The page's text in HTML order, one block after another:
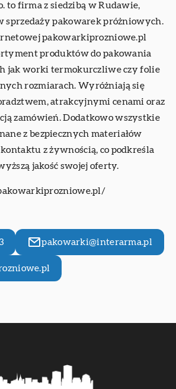
to firma z siedzibą w Rudawie,
sprzedaży pakowarek próżniowych.
pakowarkiprozniowe.pl
produktów do pakowania
jak worki termokurczliwe czy folie
rozmiarach. Wyróżniają się
atrakcyjnymi cenami oraz
zamówień. Dodatkowo wszystkie
z bezpiecznych materiałów
z żywnością, co podkreśla
jakość swojej oferty.
pakowarki@interarma.pl